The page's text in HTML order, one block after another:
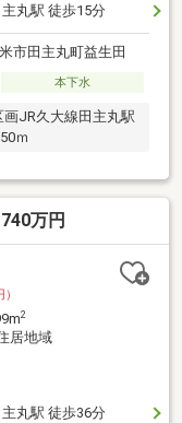
丸駅 徒歩15分
市田主丸町益生田
本下水
JR久大線田主丸駅
ｍ
万円
2
居地域
丸駅 徒歩36分